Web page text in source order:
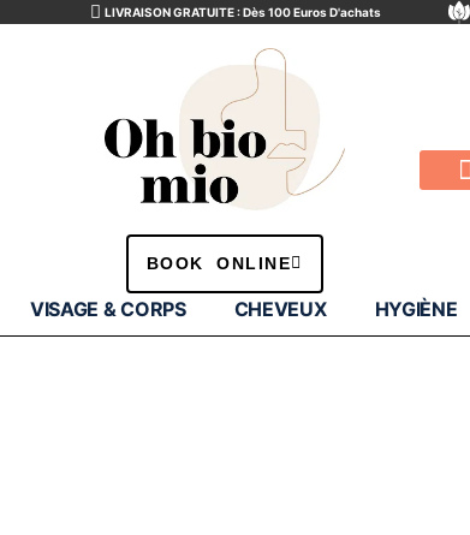
LIVRAISON GRATUITE : Dès 100 Euros D'achats
BOOK ONLINE
VISAGE & CORPS CHEVEUX HYGIÈNE